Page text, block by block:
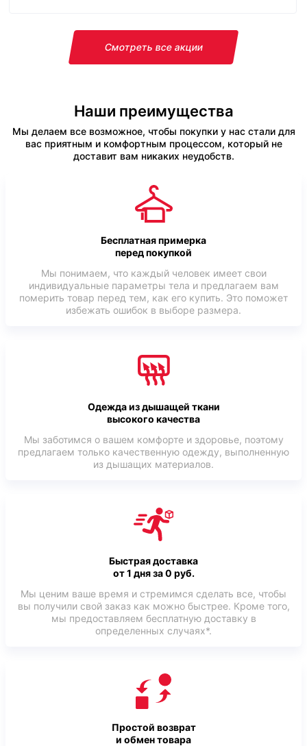
Смотреть все акции
Наши преимущества
Мы делаем все возможное, чтобы покупки у нас стали для
вас приятным и комфортным процессом, который не
доставит вам никаких неудобств.
Бесплатная примерка
перед покупкой
Мы понимаем, что каждый человек имеет свои
индивидуальные параметры тела и предлагаем вам
померить товар перед тем, как его купить. Это поможет
избежать ошибок в выборе размера.
Одежда из дышащей ткани
высокого качества
Мы заботимся о вашем комфорте и здоровье, поэтому
предлагаем только качественную одежду, выполненную
из дышащих материалов.
Быстрая доставка
от 1 дня за 0 руб.
Мы ценим ваше время и стремимся сделать все, чтобы
вы получили свой заказ как можно быстрее. Кроме того,
мы предоставляем бесплатную доставку в
определенных случаях*.
Простой возврат
и обмен товара